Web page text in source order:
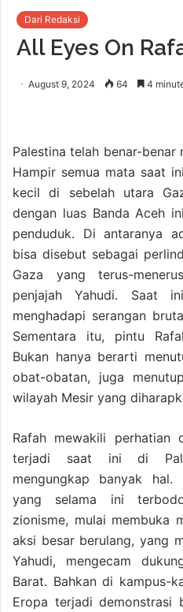
Dari Redaksi
All Eyes On
August 9, 2024 64 4
Palestina telah benar-
Hampir semua mata saat
kecil di sebelah utara
dengan luas Banda Aceh
penduduk. Di antaranya
bisa disebut sebagai
Gaza yang terus-
penjajah Yahudi. Saat
menghadapi serangan
Sementara itu, pintu
Bukan hanya berarti
obat-obatan, juga
wilayah Mesir yang
Rafah mewakili perhatian
terjadi saat ini di
mengungkap banyak hal.
yang selama ini
zionisme, mulai membuka
aksi besar berulang, yang
Yahudi, mengecam
Barat. Bahkan di kampus-
Eropa terjadi demonstrasi